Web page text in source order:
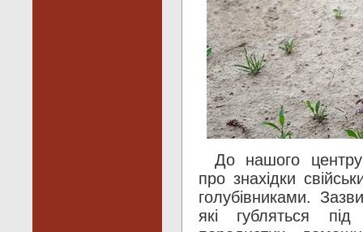
До нашого
про знахідки
голубівниками.
які губляться